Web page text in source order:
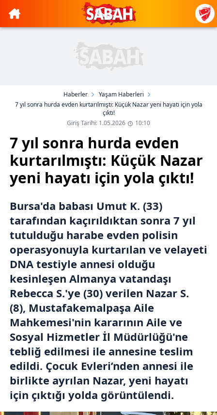
Haberler
Yaşam Haberleri
7 yıl sonra hurda evden kurtarılmıştı: Küçük Nazar yeni hayatı için yola
çıktı!
Giriş Tarihi: 1.05.2026
10:10
7 yıl sonra hurda evden
kurtarılmıştı: Küçük Nazar
yeni hayatı için yola çıktı!
Bursa'da babası Umut K. (33)
tarafından kaçırıldıktan sonra 7 yıl
tutulduğu harabe evden polisin
operasyonuyla kurtarılan ve velayeti
DNA testiyle annesi olduğu
kesinleşen Almanya vatandaşı
Rebecca S.'ye (30) verilen Nazar S.
(8), Mustafakemalpaşa Aile
Mahkemesi'nin kararının Aile ve
Sosyal Hizmetler İl Müdürlüğü'ne
tebliğ edilmesi ile annesine teslim
edildi. Çocuk Evleri’nden annesi ile
birlikte ayrılan Nazar, yeni hayatı
için çıktığı yolda görüntülendi.